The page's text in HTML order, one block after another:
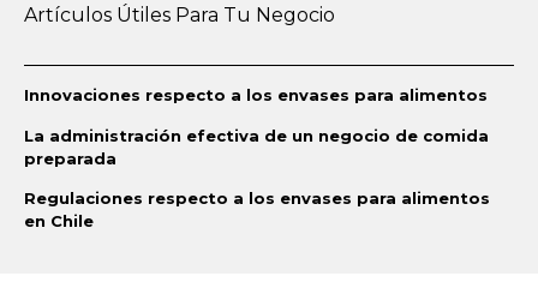
Artículos Útiles Para Tu Negocio
Innovaciones respecto a los envases para alimentos
La administración efectiva de un negocio de comida
preparada
Regulaciones respecto a los envases para alimentos
en Chile